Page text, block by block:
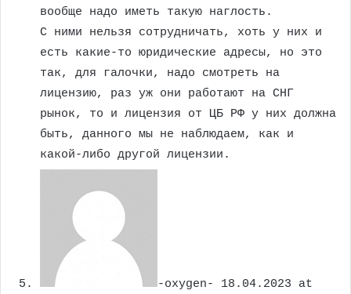
вообще надо иметь такую наглость.
С ними нельзя сотрудничать, хоть у них и
есть какие-то юридические адресы, но это
так, для галочки, надо смотреть на
лицензию, раз уж они работают на СНГ
рынок, то и лицензия от ЦБ РФ у них должна
быть, данного мы не наблюдаем, как и
какой-либо другой лицензии.
-oxygen- 18.04.2023 at